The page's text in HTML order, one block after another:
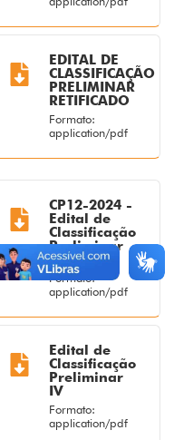
EDITAL DE
CLASSIFICAÇÃO
PRELIMINAR
RETIFICADO
Formato:
application/pdf
CP12-2024 -
Edital de
Classificação
Preliminar
I... pdf
Formato:
application/pdf
Edital de
Classificação
Preliminar
IV
Formato:
application/pdf